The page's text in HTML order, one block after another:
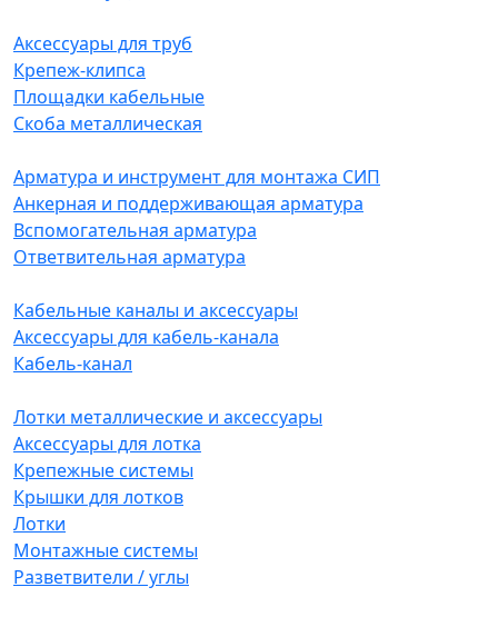
Аксессуары для труб
Крепеж-клипса
Площадки кабельные
Скоба металлическая
Арматура и инструмент для монтажа СИП
Анкерная и поддерживающая арматура
Вспомогательная арматура
Ответвительная арматура
Кабельные каналы и аксессуары
Аксессуары для кабель-канала
Кабель-канал
Лотки металлические и аксессуары
Аксессуары для лотка
Крепежные системы
Крышки для лотков
Лотки
Монтажные системы
Разветвители / углы